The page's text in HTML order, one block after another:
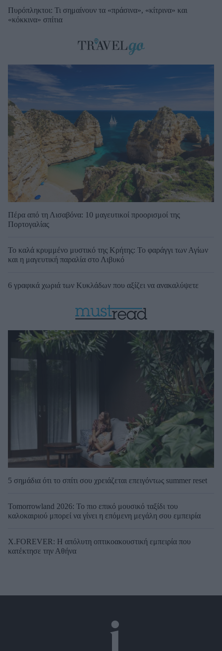
Πυρόπληκτοι: Τι σημαίνουν τα «πράσινα», «κίτρινα» και
«κόκκινα» σπίτια
Πέρα από τη Λισαβόνα: 10 μαγευτικοί προορισμοί της
Πορτογαλίας
Το καλά κρυμμένο μυστικό της Κρήτης: Το φαράγγι των Αγίων
και η μαγευτική παραλία στο Λιβυκό
6 γραφικά χωριά των Κυκλάδων που αξίζει να ανακαλύψετε
5 σημάδια ότι το σπίτι σου χρειάζεται επειγόντως summer reset
Tomorrowland 2026: Το πιο επικό μουσικό ταξίδι του
καλοκαιριού μπορεί να γίνει η επόμενη μεγάλη σου εμπειρία
X.FOREVER: Η απόλυτη οπτικοακουστική εμπειρία που
κατέκτησε την Αθήνα